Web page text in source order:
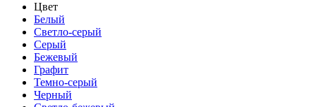
Цвет
Белый
Светло-серый
Серый
Бежевый
Графит
Темно-серый
Черный